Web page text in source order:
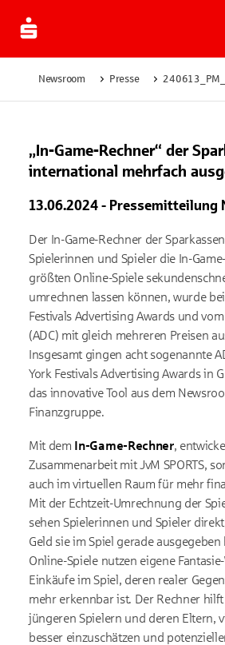
Newsroom Presse
„In-Game-Rechner“ der
international mehrfach
13.06.2024 - Pressemitteilung
Der In-Game-Rechner der
Spielerinnen und Spieler die In-
größten Online-Spiele
umrechnen lassen können, wurde
Festivals Advertising Awards und
(ADC) mit gleich mehreren Preisen
Insgesamt gingen acht sogenannte
York Festivals Advertising Awards in
das innovative Tool aus dem
Finanzgruppe.
Mit dem In-Game-Rechner,
Zusammenarbeit mit JvM SPORTS,
auch im virtuellen Raum für mehr
Mit der Echtzeit-Umrechnung der
sehen Spielerinnen und Spieler
Geld sie im Spiel gerade
Online-Spiele nutzen eigene
Einkäufe im Spiel, deren realer
mehr erkennbar ist. Der Rechner
jüngeren Spielern und deren Eltern,
besser einzuschätzen und